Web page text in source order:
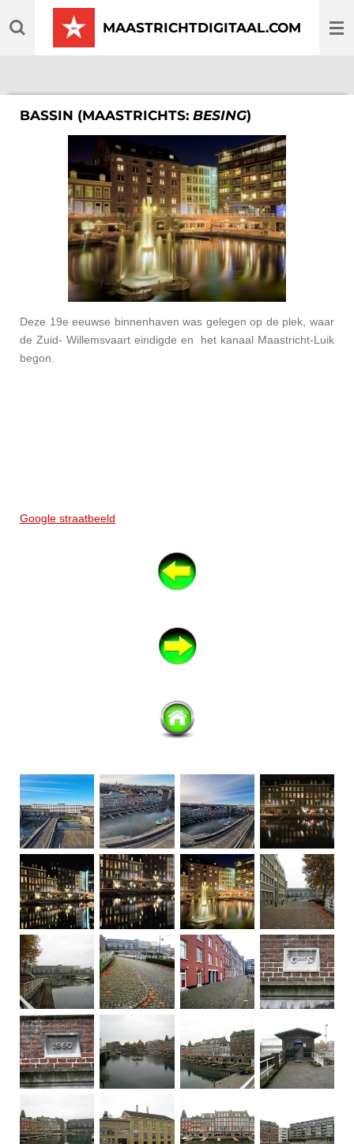
direct
MAASTRICHTDIGITAAL.COM
BASSIN (MAASTRICHTS: BESING)
Deze 19e eeuwse binnenhaven was gelegen op de plek, waar
de Zuid- Willemsvaart eindigde en het kanaal Maastricht-Luik
begon.
Google straatbeeld